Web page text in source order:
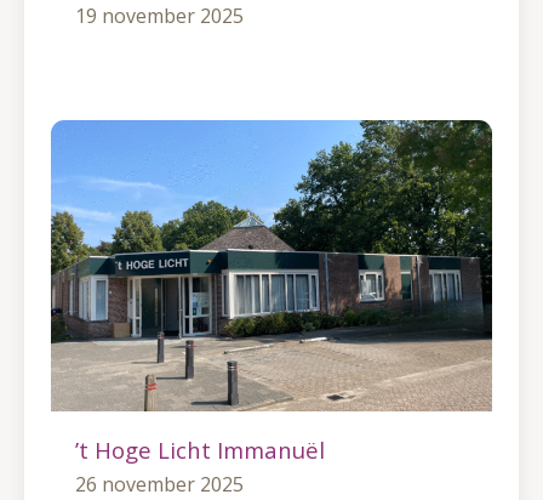
19 november 2025
’t Hoge Licht Immanuël
26 november 2025